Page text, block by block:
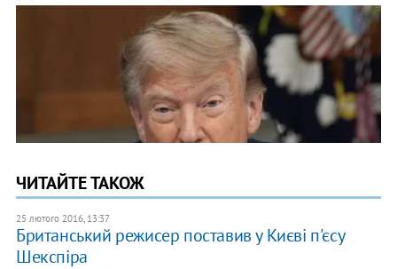
ЧИТАЙТЕ ТАКОЖ
25 лютого 2016, 13:37
Британський режисер поставив у Києві п'єсу
Шекспіра